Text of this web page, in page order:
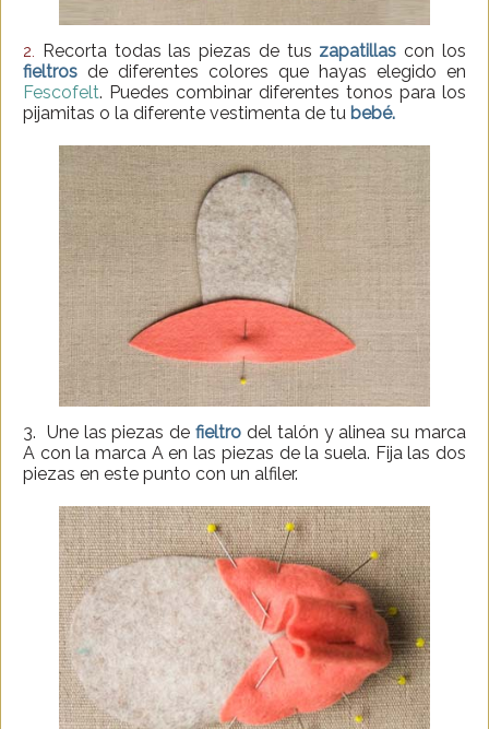
2. Recorta todas las piezas de tus zapatillas con los
fieltros de diferentes colores que hayas elegido en
Fescofelt. Puedes combinar diferentes tonos para los
pijamitas o la diferente vestimenta de tu bebé.
3. Une las piezas de fieltro del talón y alinea su marca
A con la marca A en las piezas de la suela. Fija las dos
piezas en este punto con un alfiler.